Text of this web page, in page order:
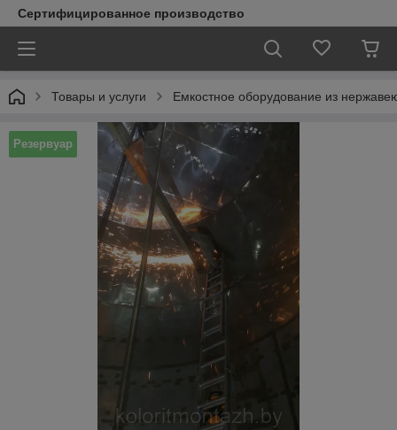
Сертифицированное производство
Товары и услуги Емкостное оборудование из
Резервуар